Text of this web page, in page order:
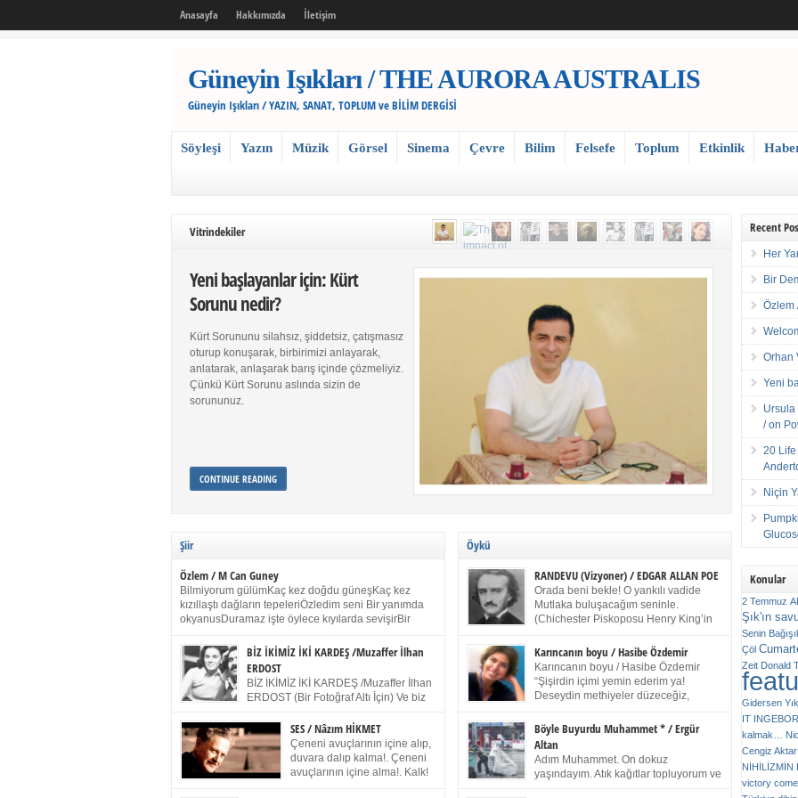
Anasayfa Hakkımızda İletişim
Güneyin Işıkları / THE AURORA AUSTRALIS
Güneyin Işıkları / YAZIN, SANAT, TOPLUM ve BİLİM DERGİSİ
Söyleşi Yazın Müzik Görsel Sinema Çevre Bilim Felsefe Toplum Etkinlik
Vitrindekiler
Yeni başlayanlar için: Kürt
Sorunu nedir?
Kürt Sorununu silahsız, şiddetsiz, çatışmasız
oturup konuşarak, birbirimizi anlayarak,
anlatarak, anlaşarak barış içinde çözmeliyiz.
Çünkü Kürt Sorunu aslında sizin de
sorununuz.
CONTINUE READING
Şiir
Özlem / M Can Guney
Bilmiyorum gülümKaç kez doğdu güneşKaç kez
kızıllaştı dağların tepeleriÖzledim seni Bir yanımda
okyanusDuramaz işte öylece kıyılarda sevişirBir
dururSokulur yalnızlığıma kokun olur Gözlerim bir
buruk gülümsemeDudağımda buğusu
öpüşlerinGeceler boyuÖzledim seni 2004 Haziran
Sydney / Toplumsal Kaynak / Memduh Güney
BİZ İKİMİZ İKİ KARDEŞ /Muzaffer İlhan
ERDOST
BİZ İKİMİZ İKİ KARDEŞ /Muzaffer İlhan
ERDOST (Bir Fotoğraf Altı İçin) Ve biz
Duracağız Fotoğrafımızda durduğumuz gibi Benim
ellerimde kelepçe Yüzümde yapay bir gülüş
(Kelepçeyi yadırgamanın gülüşü belki İlk kez olduğu
için Sonra alıştım Ve unuttum sonra kelepçeyi
SES / Nâzım HİKMET
Çeneni avuçlarının içine alıp,
duvara dalıp kalma!. Çeneni
avuçlarının içine alma!. Kalk!
Öykü
RANDEVU (Vizyoner) / EDGAR ALLAN POE
Orada beni bekle! O yankılı vadide
Mutlaka buluşacağım seninle.
(Chichester Piskoposu Henry King’in
Talihsiz ve gizemli adam! – Sen ki kendi hayal
gücünün parlaklığıyla afalladın, gençliğinin alevleri
arasına düştün! Hayalimde seni tekrar görüyorum!
Bir kez daha önümde duruyor siluetin! – Olduğun –
ah olduğun gibi değil soğuk vadide ve gölgelerin […]
Karıncanın boyu / Hasibe Özdemir
Karıncanın boyu / Hasibe Özdemir
“Şişirdin içimi yemin ederim ya!
Deseydin methiyeler düzeceğiz,
titriyor. “Sana gel demedim kızım.” diyorum sakince.
“Takıldın peşime madem, ne duyarsan
katlanacaksın.” Bir sigara yakıyor. Başını yana yatırıp,
bezmiş annelerin yılgın bakışıyla süzüyor beni.
Kaşlarımı kaldırıp ona bakıyorum ben de. Pes ediyor.
Böyle Buyurdu Muhammet * / Ergür
Altan
Adım Muhammet. On dokuz
yaşındayım. Atık kağıtlar topluyorum ve
Recent
Her
Bir
Özlem
Orhan
Yeni
Ursula
/ on
20
Niçin
Konular
2 Temmuz
Şık'ın
Senin
Çöl
Zeit Donald
Gidersen
IT
kalmak…
Cengiz Aktar
NİHİLİZMİN
victory